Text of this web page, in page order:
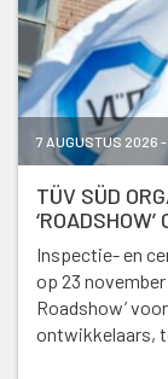
7 AUGUSTUS 2026
TÜV SÜD
Inspectie- en
op 23
Roadshow’
ontwikkelaars,